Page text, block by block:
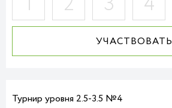
УЧАСТВОВАТЬ
Турнир уровня 2.5-3.5 №4